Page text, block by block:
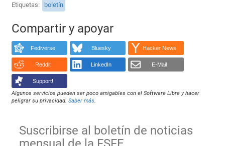
Etiquetas boletín
Compartir y apoyar
Fediverse Bluesky Hacker News
Reddit LinkedIn E-Mail
Support!
Algunos servicios pueden ser poco amigables con el Software Libre y hacer
peligrar su privacidad.Saber más.
Suscribirse al boletín de noticias